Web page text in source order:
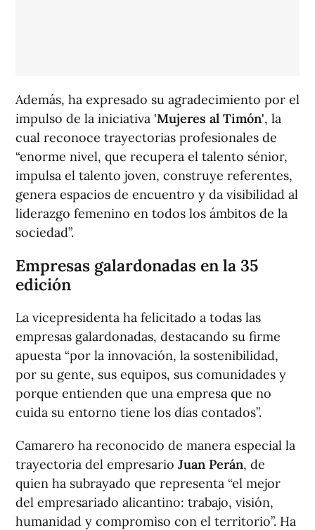
Además, ha expresado su agradecimiento por el
impulso de la iniciativa 'Mujeres al Timón', la
cual reconoce trayectorias profesionales de
“enorme nivel, que recupera el talento sénior,
impulsa el talento joven, construye referentes,
genera espacios de encuentro y da visibilidad al
liderazgo femenino en todos los ámbitos de la
sociedad”.
Empresas galardonadas en la 35
edición
La vicepresidenta ha felicitado a todas las
empresas galardonadas, destacando su firme
apuesta “por la innovación, la sostenibilidad,
por su gente, sus equipos, sus comunidades y
porque entienden que una empresa que no
cuida su entorno tiene los días contados”.
Camarero ha reconocido de manera especial la
trayectoria del empresario Juan Perán, de
quien ha subrayado que representa “el mejor
del empresariado alicantino: trabajo, visión,
humanidad y compromiso con el territorio”. Ha